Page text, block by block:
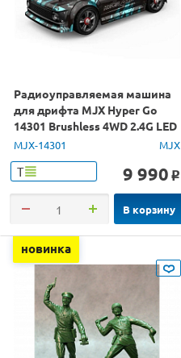
Радиоуправляемая машина
для дрифта MJX Hyper Go
14301 Brushless 4WD 2.4G LED
1/14 RTR
MJX-14301 MJX
Т 9 990 o
В корзину
новинка